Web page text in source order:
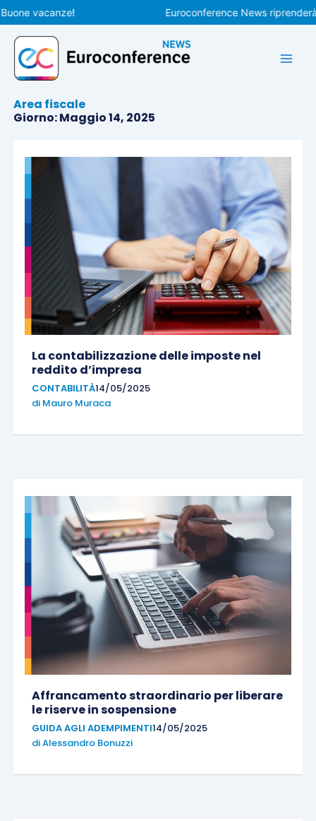
Vai
al
contenuto
vacanze! Euroconference News riprenderà le
Area fiscale
Giorno: Maggio 14, 2025
La contabilizzazione delle imposte nel
reddito d’impresa
CONTABILITÀ14/05/2025
di Mauro Muraca
Affrancamento straordinario per liberare
le riserve in sospensione
GUIDA AGLI ADEMPIMENTI14/05/2025
diAlessandro Bonuzzi